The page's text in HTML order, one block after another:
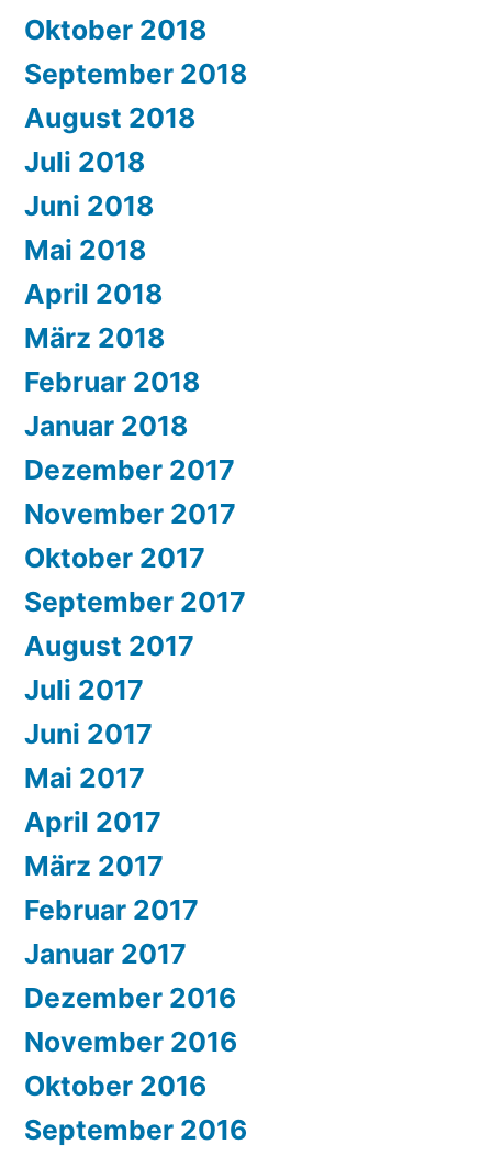
Oktober 2018
September 2018
August 2018
Juli 2018
Juni 2018
Mai 2018
April 2018
März 2018
Februar 2018
Januar 2018
Dezember 2017
November 2017
Oktober 2017
September 2017
August 2017
Juli 2017
Juni 2017
Mai 2017
April 2017
März 2017
Februar 2017
Januar 2017
Dezember 2016
November 2016
Oktober 2016
September 2016